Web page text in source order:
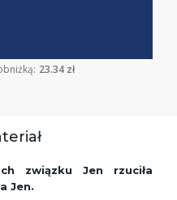
23.34 zł
związku Jen rzuciła
Jen.